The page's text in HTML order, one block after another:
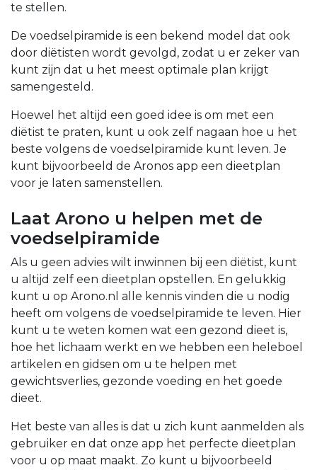
te stellen.
De voedselpiramide is een bekend model dat ook
door diëtisten wordt gevolgd, zodat u er zeker van
kunt zijn dat u het meest optimale plan krijgt
samengesteld.
Hoewel het altijd een goed idee is om met een
diëtist te praten, kunt u ook zelf nagaan hoe u het
beste volgens de voedselpiramide kunt leven. Je
kunt bijvoorbeeld de Aronos app een dieetplan
voor je laten samenstellen.
Laat Arono u helpen met de
voedselpiramide
Als u geen advies wilt inwinnen bij een diëtist, kunt
u altijd zelf een dieetplan opstellen. En gelukkig
kunt u op Arono.nl alle kennis vinden die u nodig
heeft om volgens de voedselpiramide te leven. Hier
kunt u te weten komen wat een gezond dieet is,
hoe het lichaam werkt en we hebben een heleboel
artikelen en gidsen om u te helpen met
gewichtsverlies, gezonde voeding en het goede
dieet.
Het beste van alles is dat u zich kunt aanmelden als
gebruiker en dat onze app het perfecte dieetplan
voor u op maat maakt. Zo kunt u bijvoorbeeld